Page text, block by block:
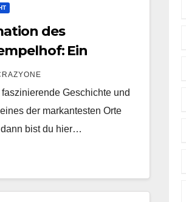
des
Ein
Überblick und
Geschichte und
der markantesten Orte
bist du hier…